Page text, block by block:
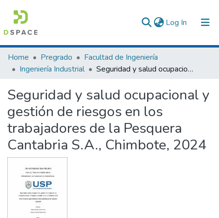
Log In (current)
Communities & Collections
All of DSpace
Statistics
Home Pregrado
Facultad de Ingeniería
Ingeniería Industrial
Seguridad y salud ocupacional y gestión de riesgos en los trabajadores de la Pesquera Cantabria S.A., Chimbote, 2024
Seguridad y salud ocupacional y
gestión de riesgos en los
trabajadores de la Pesquera
Cantabria S.A., Chimbote, 2024